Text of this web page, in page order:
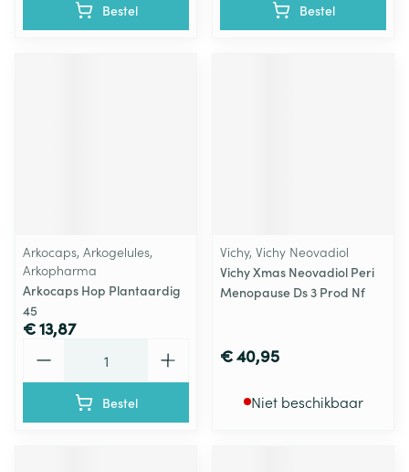
Bestel Bestel
Arkocaps, Arkogelules,
Arkopharma
Arkocaps Hop Plantaardig
45
€ 13,87
Bestel
Vichy, Vichy Neovadiol
Vichy Xmas Neovadiol Peri
Menopause Ds 3 Prod Nf
€ 40,95
Niet beschikbaar